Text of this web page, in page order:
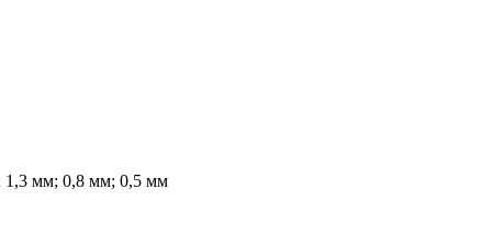
1,3 мм; 0,8 мм; 0,5 мм